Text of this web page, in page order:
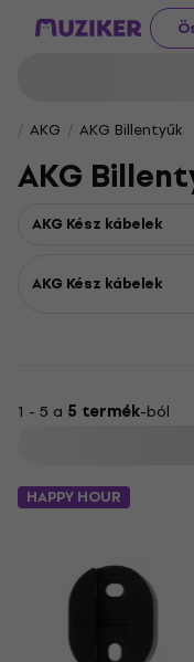
AKG AKG Billentyűk
AKG
AKG Kész kábelek
AKG Kész kábelek
1 - 5 a 5 termék-ból
HAPPY HOUR